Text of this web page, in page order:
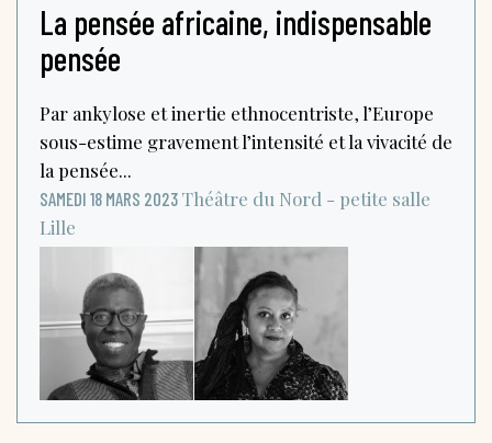
La pensée africaine, indispensable
pensée
Par ankylose et inertie ethnocentriste, l’Europe
sous-estime gravement l’intensité et la vivacité de
la pensée...
SAMEDI 18 MARS 2023 Théâtre du Nord - petite salle
Lille